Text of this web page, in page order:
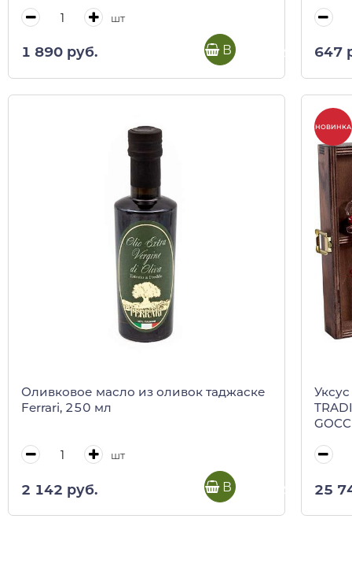
шт
1 890 руб. В корзину 647
Оливковое масло из оливок таджаске
Ferrari, 250 мл
шт
2 142 руб. В корзину
НОВИНКА
25